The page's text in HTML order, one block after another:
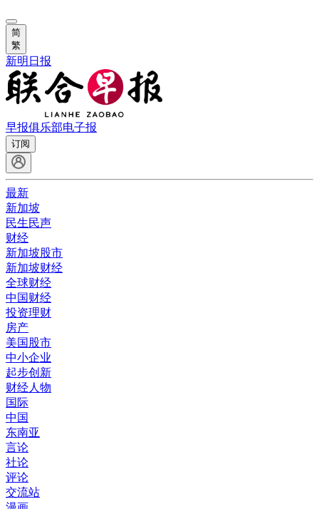
简
繁
新明日报
早报俱乐部电子报
订阅
最新
新加坡
民生民声
财经
新加坡股市
新加坡财经
全球财经
中国财经
投资理财
房产
美国股市
中小企业
起步创新
财经人物
国际
中国
东南亚
言论
社论
评论
交流站